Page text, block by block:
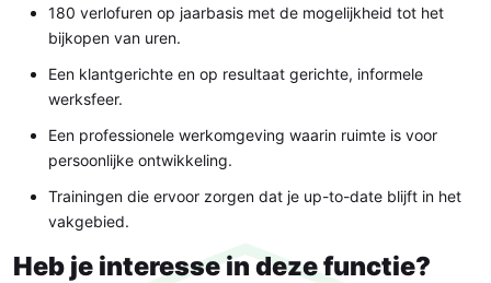
180 verlofuren op jaarbasis met de mogelijkheid tot het
bijkopen van uren.
Een klantgerichte en op resultaat gerichte, informele
werksfeer.
Een professionele werkomgeving waarin ruimte is voor
persoonlijke ontwikkeling.
Trainingen die ervoor zorgen dat je up-to-date blijft in het
vakgebied.
Heb je interesse in deze functie?